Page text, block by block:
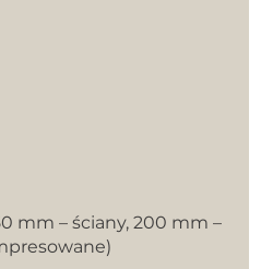
mm – ściany, 200 mm –